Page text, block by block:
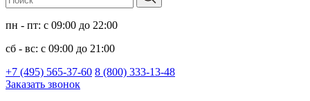
пн - пт: с 09:00 до 22:00
сб - вс: с 09:00 до 21:00
+7 (495) 565-37-60 8 (800) 333-13-48
Заказать звонок